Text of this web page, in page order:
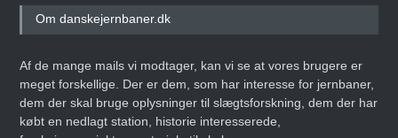
Om danskejernbaner.dk
Af de mange mails vi modtager, kan vi se at vores brugere er
meget forskellige. Der er dem, som har interesse for jernbaner,
dem der skal bruge oplysninger til slægtsforskning, dem der har
købt en nedlagt station, historie interesserede,